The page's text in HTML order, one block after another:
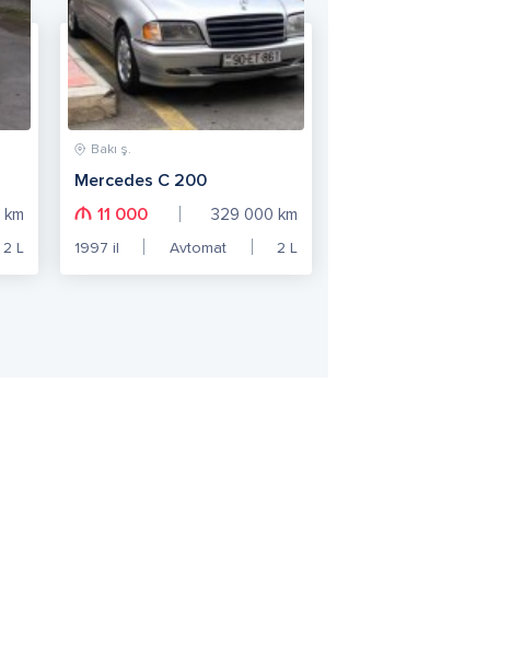
km
2 L
Bakı ş.
Mercedes C 200
11 000
329 000 km
1997 il Avtomat 2 L